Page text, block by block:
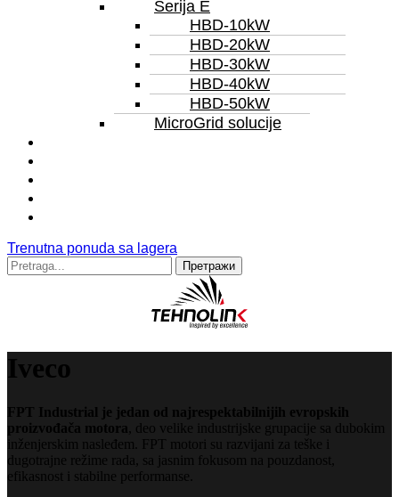
Serija E
HBD-10kW
HBD-20kW
HBD-30kW
HBD-40kW
HBD-50kW
MicroGrid solucije
Trenutna ponuda sa lagera
Претрага
за:
Iveco
FPT Industrial je jedan od najrespektabilnijih evropskih
proizvođača motora , deo velike industrijske grupacije sa dubokim
inženjerskim nasleđem. FPT motori su razvijani za teške i
dugotrajne režime rada, sa jasnim fokusom na pouzdanost,
efikasnost i stabilne performanse.